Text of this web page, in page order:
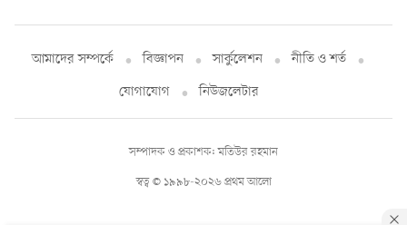
আমাদের সম্পর্কে বিজ্ঞাপন সার্কুলেশন
নীতি ও শর্ত
যোগাযোগ
নিউজলেটার
স্বত্ব © ১৯৯৮-২০২৬ প্রথম আলো
সম্পাদক ও প্রকাশক: মতিউর রহমান